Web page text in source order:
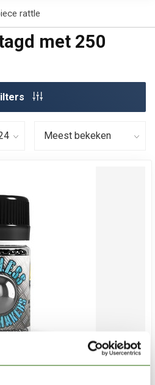
rattle
met 250